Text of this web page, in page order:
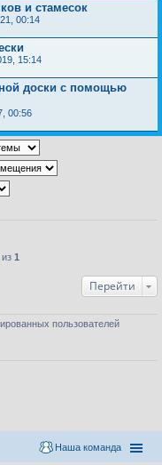
и стамесок
00:14
15:14
доски с помощью
00:56
из 1
Перейти
пользователей
Наша команда